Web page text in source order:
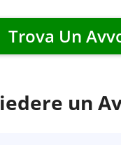
Trova Un
un